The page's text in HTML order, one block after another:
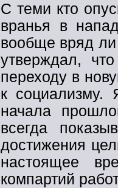
С теми кто
вранья в
вообще вряд ли
утверждал,
переходу в
к социализму.
начала
всегда
достижения
настоящее
компартий